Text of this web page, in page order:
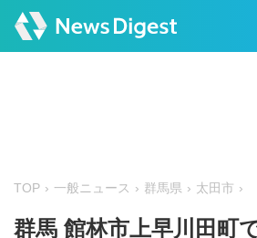
TOP 一般ニュース 群馬県 太田市
群馬 館林市上早川田町